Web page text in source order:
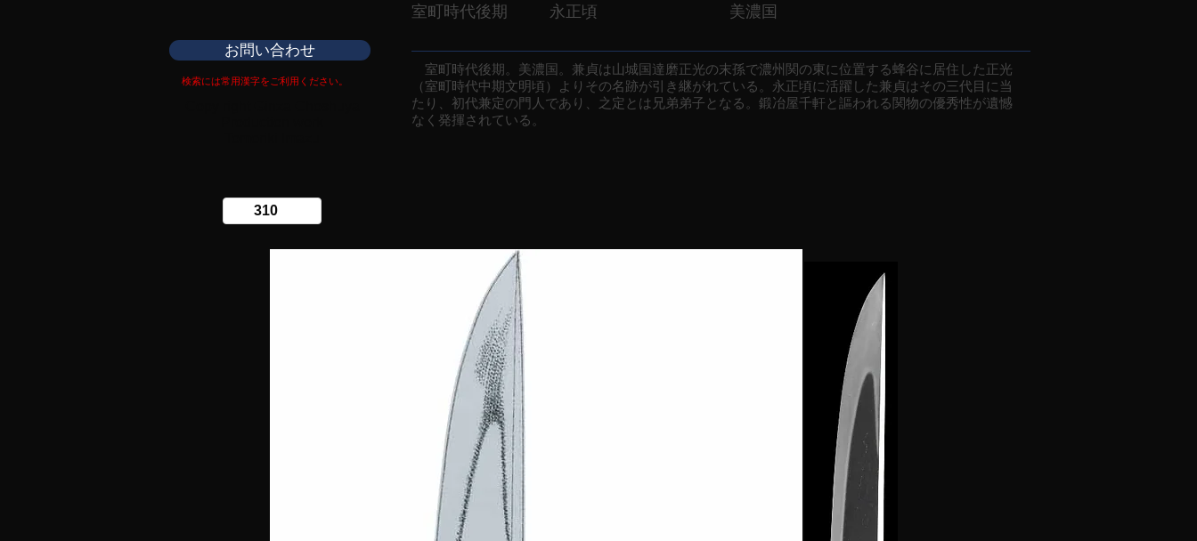
室町時代後期 永正頃 美濃国
お問い合わせ
検索には常用漢字をご利用ください。
室町時代後期。美濃国。兼貞は山城国達磨正光の末孫で濃州関の東に位置する蜂谷に居住した正光
（室町時代中期文明頃）よりその名跡が引き継がれている。永正頃に活躍した兼貞はその三代目に当
たり、初代兼定の門人であり、之定とは兄弟弟子となる。鍛冶屋千軒と謳われる関物の優秀性が遺憾
なく発揮されている。